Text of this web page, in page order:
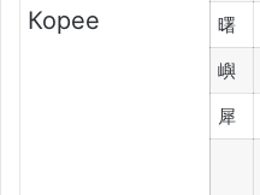
Корее
曙
嶼
犀